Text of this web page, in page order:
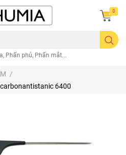
Phấn phủ, Phấn mắt...
0
/
6400